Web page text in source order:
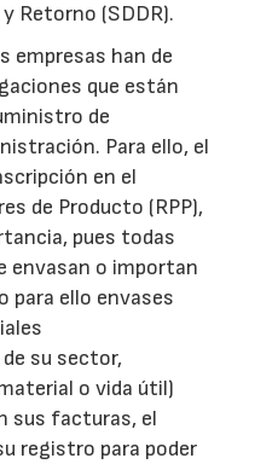
Retorno (SDDR).
empresas han de
que están
de
Para ello, el
en el
de Producto (RPP),
pues todas
envasan o importan
para ello envases
su sector,
o vida útil)
sus facturas, el
registro para poder